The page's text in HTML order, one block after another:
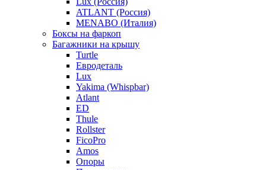
ATLANT (Россия)
MENABO (Италия)
Боксы на фаркоп
Багажники на крышу
Turtle
Евродеталь
Lux
Yakima (Whispbar)
Atlant
ED
Thule
Rollster
FicoPro
Amos
Опоры